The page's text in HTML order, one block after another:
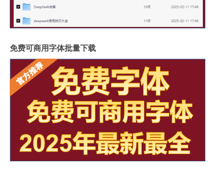
免费可商用字体批量下载